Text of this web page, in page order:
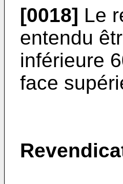
[0018] Le
entendu
inférieure
face